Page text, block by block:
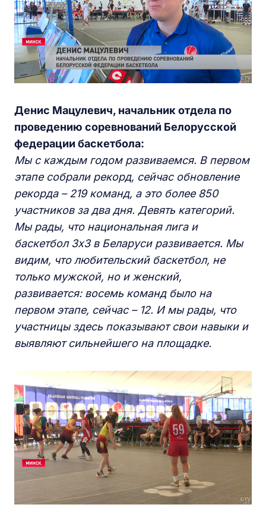
Денис Мацулевич, начальник отдела по
проведению соревнований Белорусской
федерации баскетбола:
Мы с каждым годом развиваемся. В первом
этапе собрали рекорд, сейчас обновление
рекорда – 219 команд, а это более 850
участников за два дня. Девять категорий.
Мы рады, что национальная лига и
баскетбол 3х3 в Беларуси развивается. Мы
видим, что любительский баскетбол, не
только мужской, но и женский,
развивается: восемь команд было на
первом этапе, сейчас – 12. И мы рады, что
участницы здесь показывают свои навыки и
выявляют сильнейшего на площадке.